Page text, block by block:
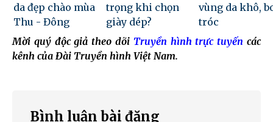
da đẹp chào mùa
Thu - Đông
trọng khi chọn
giày dép?
vùng da khô,
tróc
Mời quý độc giả theo dõi Truyền hình trực tuyến các
kênh của Đài Truyền hình Việt Nam.
Bình luận bài đăng